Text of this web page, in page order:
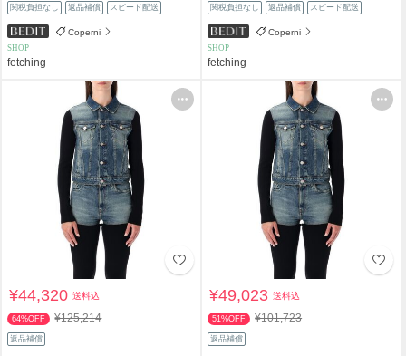
関税負担なし 返品補償 スピード配送
Coperni
SHOP
fetching
関税負担なし 返品補償 スピード配送
Coperni
SHOP
fetching
¥44,320送料込
64%OFF ¥125,214
返品補償
¥49,023送料込
51%OFF ¥101,723
返品補償